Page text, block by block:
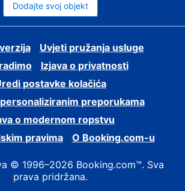
Dodajte svoj objekt
Uvjeti pružanja usluge
Izjava o privatnosti
postavke kolačića
preporukama
o modernom ropstvu
pravima
O Booking.com-u
© 1996–2026 Booking.com™. Sva
prava pridržana.